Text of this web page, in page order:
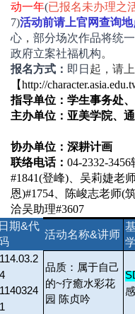
动一年(已报名未办理之
7)活动前请上官网查询
心 ， 部分场次作品将统
政府立案社福机构。
报名方式： 即日 起，请
【http://
指导单位：学生事务处
主办单位：亚美学院、
协办单位：深耕计画
联络电话： 04-2332-3456
#1841(登峰)、吴莉婕老
恩)#1754、陈峻志老师(
洽吴助理#3607
期&代
活动名称&讲师
114.03.2
4
1140324
1
品质：属于自己
的~疗癒水彩花
园 陈贞吟